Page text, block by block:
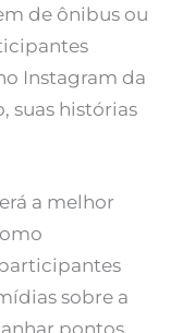
de ônibus ou
Instagram da
suas histórias
a melhor
sobre a